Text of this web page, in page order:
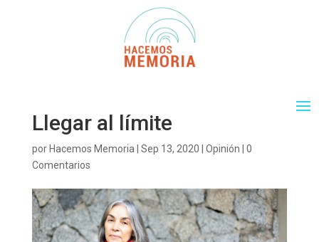
Llegar al límite
por Hacemos Memoria Sep 13, 2020 Opinión
0
Comentarios